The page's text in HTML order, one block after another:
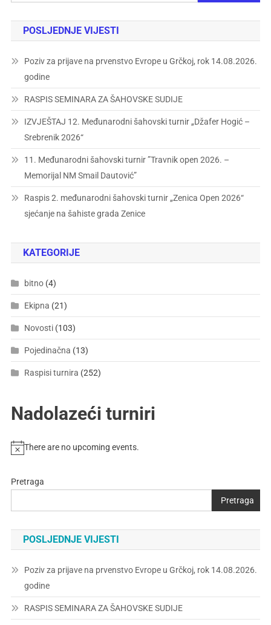
POSLJEDNJE VIJESTI
Poziv za prijave na prvenstvo Evrope u Grčkoj, rok 14.08.2026.
godine
RASPIS SEMINARA ZA ŠAHOVSKE SUDIJE
IZVJEŠTAJ 12. Međunarodni šahovski turnir „Džafer Hogić –
Srebrenik 2026“
11. Međunarodni šahovski turnir ”Travnik open 2026. –
Memorijal NM Smail Dautović”
Raspis 2. međunarodni šahovski turnir „Zenica Open 2026“
sjećanje na šahiste grada Zenice
KATEGORIJE
bitno(4)
Ekipna (21)
Novosti(103)
Pojedinačna (13)
Raspisi turnira (252)
Nadolazeći turniri
There are no upcoming events.
Pretraga
Pretraga
POSLJEDNJE VIJESTI
Poziv za prijave na prvenstvo Evrope u Grčkoj, rok 14.08.2026.
godine
RASPIS SEMINARA ZA ŠAHOVSKE SUDIJE